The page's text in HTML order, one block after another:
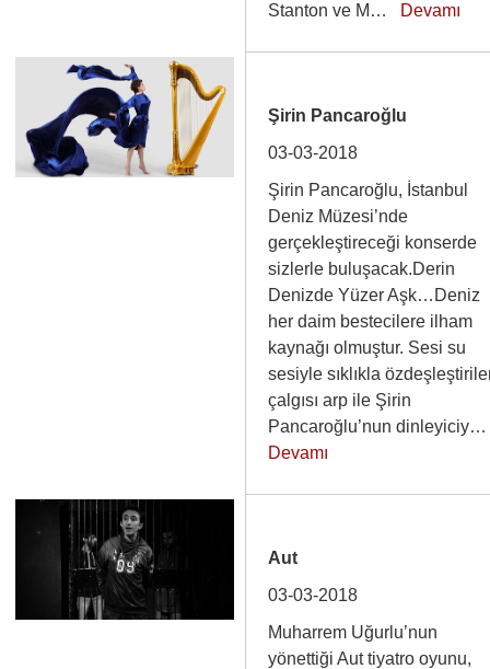
Stanton ve M… Devamı
Şirin Pancaroğlu
03-03-2018
Şirin Pancaroğlu, İstanbul
Deniz Müzesi’nde
gerçekleştireceği konserde
sizlerle buluşacak.Derin
Denizde Yüzer Aşk…Deniz
her daim bestecilere ilham
kaynağı olmuştur. Sesi su
sesiyle sıklıkla
çalgısı arp ile Şirin
Pancaroğlu’nun
Devamı
Aut
03-03-2018
Muharrem Uğurlu’nun
yönettiği Aut tiyatro oyunu,